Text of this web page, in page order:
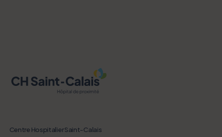
très peu nos serveurs et vous deviendrez ainsi un
acteur majeur de l’écoconception.
Merci pour votre contribution !
Activer le mode éco
Centre Hospitalier Saint-Calais